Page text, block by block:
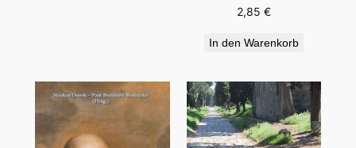
2,85 €
In den Warenkorb